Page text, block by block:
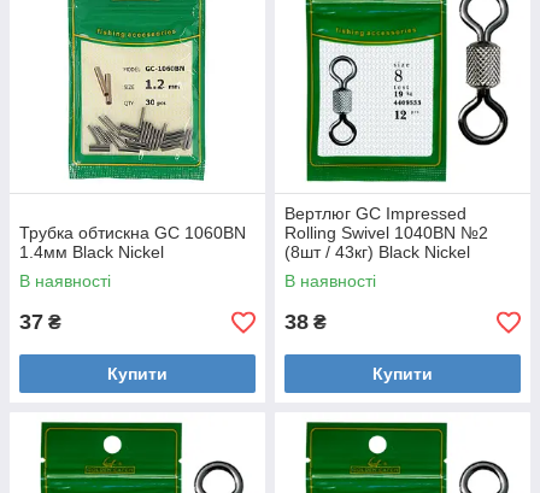
Трубка обтискна GC 1060BN
1.4мм Black Nickel
В наявності
37 ₴
Купити
Вертлюг GC Impressed
Rolling Swivel 1040BN №2
(8шт / 43кг) Black Nickel
В наявності
38 ₴
Купити